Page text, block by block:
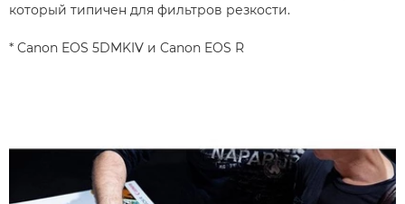
который типичен для фильтров резкости.
* Canon EOS 5DMKIV и Canon EOS R